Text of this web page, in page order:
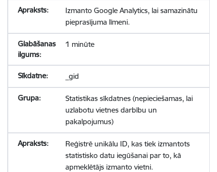
Izmanto Google Analytics, lai samazinātu
pieprasījuma līmeni.
1 minūte
_gid
Statistikas sīkdatnes (nepieciešamas, lai
uzlabotu vietnes darbību un
pakalpojumus)
Reģistrē unikālu ID, kas tiek izmantots
statistisko datu iegūšanai par to, kā
apmeklētājs izmanto vietni.